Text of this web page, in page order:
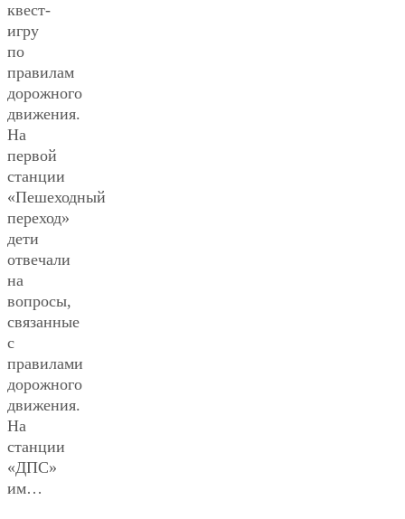
квест-
игру
по
правилам
дорожного
движения.
На
первой
станции
«Пешеходный
переход»
дети
отвечали
на
вопросы,
связанные
с
правилами
дорожного
движения.
На
станции
«ДПС»
им…